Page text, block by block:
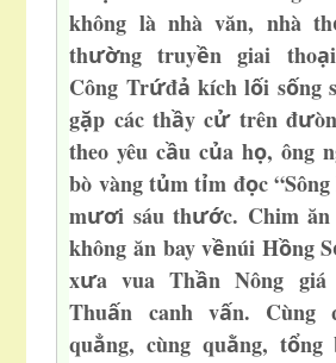
không là nhà văn, nhà th
thường truyền giai thoạ
Công Trứđả kích lối sống
gặp các thầy cửtrên đư
theo yêu cầu của họ, ông
bò vàng tủm tỉm đọc “Sôn
mươi sáu thước. Chim
không ăn bay vềnúi Hồng S
xưa vua Thần Nông giá
Thuấn canh vấn. Cùng
quẳng, cùng quằng, tổng